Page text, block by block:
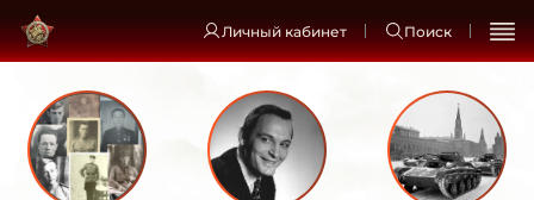
Личный кабинет Поиск